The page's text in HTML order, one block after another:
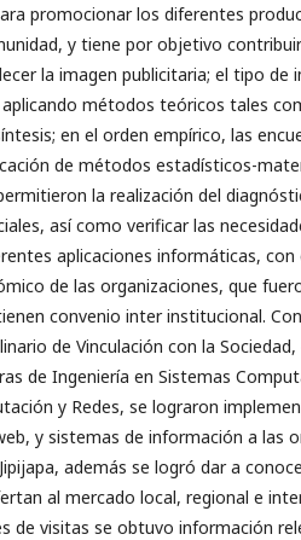
promocionar los diferentes
y tiene por objetivo
la imagen publicitaria; el tipo de
métodos teóricos tales
en el orden empírico, las
de métodos estadísticos-
la realización del
así como verificar las
aplicaciones informáticas,
de las organizaciones, que
convenio inter institucional.
de Vinculación con la Sociedad,
de Ingeniería en Sistemas
y Redes, se lograron
y sistemas de información a las
además se logró dar a
al mercado local, regional e
de visitas se obtuvo información